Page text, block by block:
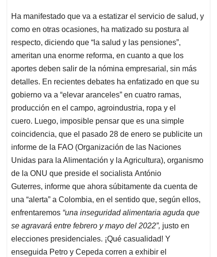
Ha manifestado que va a estatizar el servicio de salud, y
como en otras ocasiones, ha matizado su postura al
respecto, diciendo que “la salud y las pensiones”,
ameritan una enorme reforma, en cuanto a que los
aportes deben salir de la nómina empresarial, sin más
detalles. En recientes debates ha enfatizado en que su
gobierno va a “elevar aranceles” en cuatro ramas,
producción en el campo, agroindustria, ropa y el
cuero. Luego, imposible pensar que es una simple
coincidencia, que el pasado 28 de enero se publicite un
informe de la FAO (Organización de las Naciones
Unidas para la Alimentación y la Agricultura), organismo
de la ONU que preside el socialista António
Guterres, informe que ahora súbitamente da cuenta de
una “alerta” a Colombia, en el sentido que, según ellos,
enfrentaremos “una inseguridad alimentaria aguda que
se agravará entre febrero y mayo del 2022”, justo en
elecciones presidenciales. ¡Qué casualidad! Y
enseguida Petro y Cepeda corren a exhibir el